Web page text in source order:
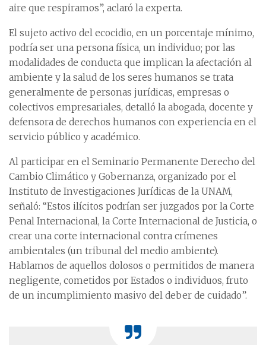
aire que respiramos”, aclaró la experta.
El sujeto activo del ecocidio, en un porcentaje mínimo,
podría ser una persona física, un individuo; por las
modalidades de conducta que implican la afectación al
ambiente y la salud de los seres humanos se trata
generalmente de personas jurídicas, empresas o
colectivos empresariales, detalló la abogada, docente y
defensora de derechos humanos con experiencia en el
servicio público y académico.
Al participar en el Seminario Permanente Derecho del
Cambio Climático y Gobernanza, organizado por el
Instituto de Investigaciones Jurídicas de la UNAM,
señaló: “Estos ilícitos podrían ser juzgados por la Corte
Penal Internacional, la Corte Internacional de Justicia, o
crear una corte internacional contra crímenes
ambientales (un tribunal del medio ambiente).
Hablamos de aquellos dolosos o permitidos de manera
negligente, cometidos por Estados o individuos, fruto
de un incumplimiento masivo del deber de cuidado”.